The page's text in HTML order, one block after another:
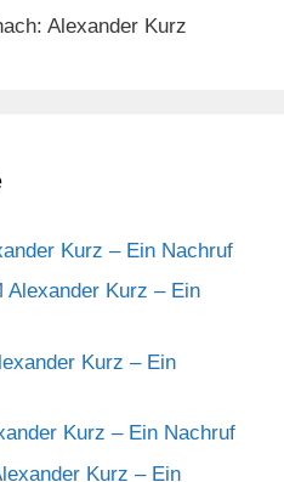
Alexander Kurz
Kurz – Ein Nachruf
Alexander Kurz – Ein
Kurz – Ein
Kurz – Ein Nachruf
Kurz – Ein